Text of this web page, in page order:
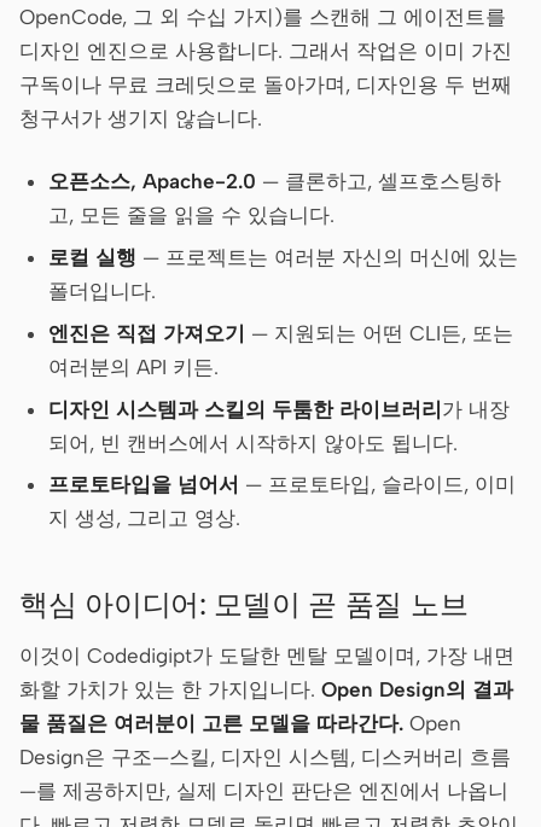
엔지니어링 프로덕트 매니저
마케팅
도구
AI 프로토타입 생성기 AI 랜딩 페이지 생성기
디자인에서 코드로 Figma에서 코드로
스크린샷을 코드로
템플릿 스킬
시스템
블로그 고객 사례
튜토리얼 비교
다운로드
OpenCode, 그 외 수십 가지)를 스캔해 그 에이전트를
디자인 엔진으로 사용합니다. 그래서 작업은 이미 가진
구독이나 무료 크레딧으로 돌아가며, 디자인용 두 번째
청구서가 생기지 않습니다.
오픈소스, Apache-2.0 — 클론하고, 셀프호스팅하
고, 모든 줄을 읽을 수 있습니다.
로컬 실행 — 프로젝트는 여러분 자신의 머신에 있는
폴더입니다.
엔진은 직접 가져오기 — 지원되는 어떤 CLI든, 또는
여러분의 API 키든.
디자인 시스템과 스킬의 두툼한 라이브러리가 내장
되어, 빈 캔버스에서 시작하지 않아도 됩니다.
프로토타입을 넘어서 — 프로토타입, 슬라이드, 이미
지 생성, 그리고 영상.
핵심 아이디어: 모델이 곧 품질 노브
이것이 Codedigipt가 도달한 멘탈 모델이며, 가장 내면
화할 가치가 있는 한 가지입니다. Open Design의 결과
물 품질은 여러분이 고른 모델을 따라간다. Open
Design은 구조—스킬, 디자인 시스템, 디스커버리 흐름
—를 제공하지만, 실제 디자인 판단은 엔진에서 나옵니